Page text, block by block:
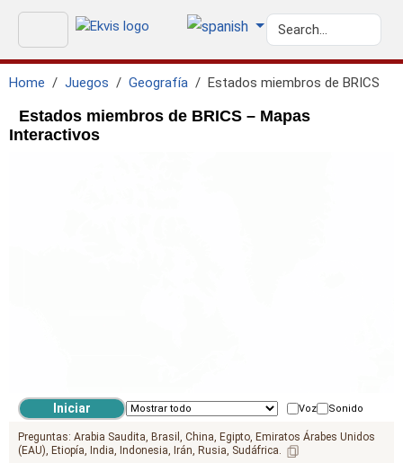
Home Juegos Geografía Estados miembros de BRICS
Estados miembros de BRICS – Mapas
Interactivos
Voz Sonido
Preguntas: Arabia Saudita Brasil China Egipto Emiratos Árabes Unidos
(EAU)
Etiopía India Indonesia Irán Rusia Sudáfrica